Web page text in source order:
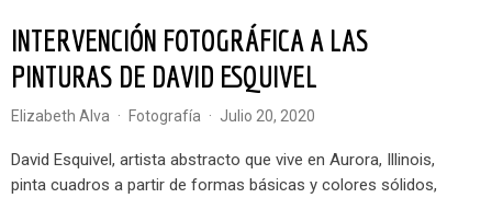
INTERVENCIÓN FOTOGRÁFICA A LAS
PINTURAS DE DAVID ESQUIVEL
Elizabeth Alva · Fotografía · julio 20, 2020
David Esquivel, artista abstracto que vive en Aurora, Illinois,
pinta cuadros a partir de formas básicas y colores sólidos,